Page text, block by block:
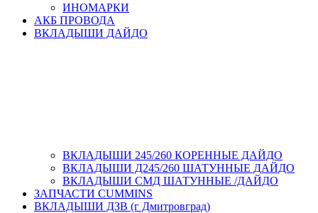
ИНОМАРКИ
АКБ ПРОВОДА
ВКЛАДЫШИ ДАЙДО
ВКЛАДЫШИ 245/260 КОРЕННЫЕ ДАЙДО
ВКЛАДЫШИ Д245/260 ШАТУННЫЕ ДАЙДО
ВКЛАДЫШИ СМД ШАТУННЫЕ /ДАЙДО
ЗАПЧАСТИ CUMMINS
ВКЛАДЫШИ ДЗВ (г Дмитровград)